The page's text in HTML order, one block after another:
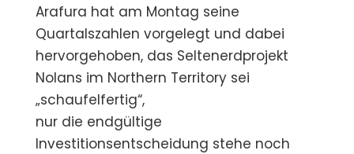
Arafura hat am Montag seine
Quartalszahlen vorgelegt und dabei
hervorgehoben, das Seltenerdprojekt
Nolans im Northern Territory sei
„schaufelfertig“,
nur die endgültige
Investitionsentscheidung stehe noch